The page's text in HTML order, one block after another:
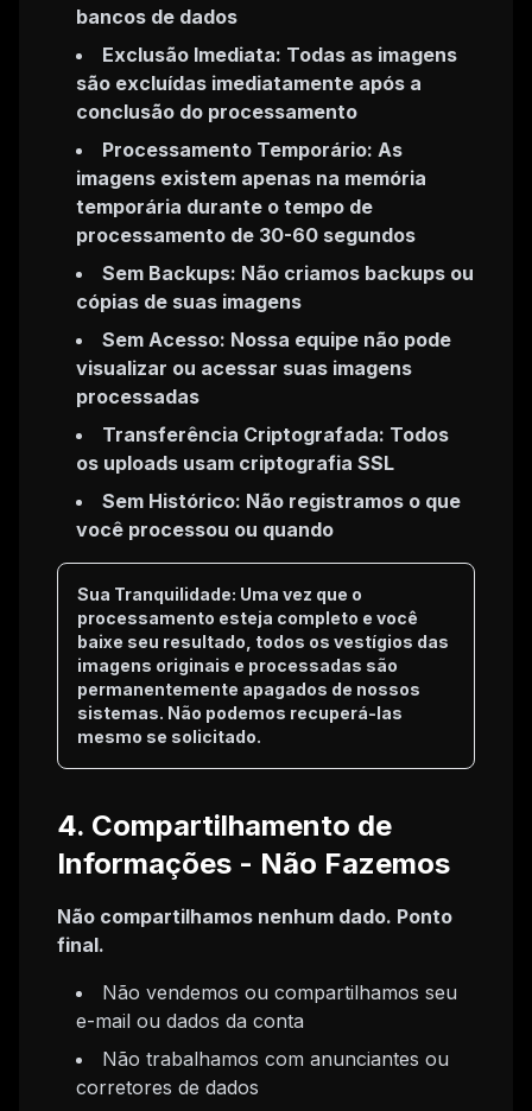
bancos de dados
Exclusão Imediata: Todas as imagens
são excluídas imediatamente após a
conclusão do processamento
Processamento Temporário: As
imagens existem apenas na memória
temporária durante o tempo de
processamento de 30-60 segundos
Sem Backups: Não criamos backups ou
cópias de suas imagens
Sem Acesso: Nossa equipe não pode
visualizar ou acessar suas imagens
processadas
Transferência Criptografada: Todos
os uploads usam criptografia SSL
Sem Histórico: Não registramos o que
você processou ou quando
Sua Tranquilidade: Uma vez que o
processamento esteja completo e você
baixe seu resultado, todos os vestígios das
imagens originais e processadas são
permanentemente apagados de nossos
sistemas. Não podemos recuperá-las
mesmo se solicitado.
4. Compartilhamento de
Informações - Não Fazemos
Não compartilhamos nenhum dado. Ponto
final.
Não vendemos ou compartilhamos seu
e-mail ou dados da conta
Não trabalhamos com anunciantes ou
corretores de dados